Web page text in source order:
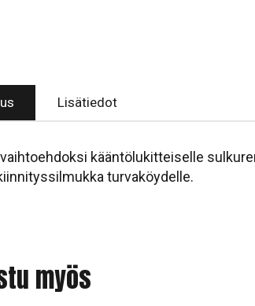
Lisätiedot
kääntölukitteiselle
turvaköydelle.
myös